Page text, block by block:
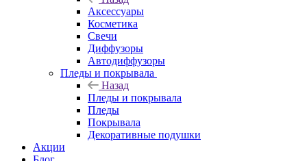
Аксессуары
Косметика
Свечи
Диффузоры
Автодиффузоры
Пледы и покрывала
Назад
Пледы и покрывала
Пледы
Покрывала
Декоративные подушки
Акции